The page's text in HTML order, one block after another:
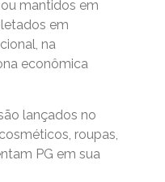
ou mantidos em
em
na
econômica
lançados no
roupas,
PG em sua